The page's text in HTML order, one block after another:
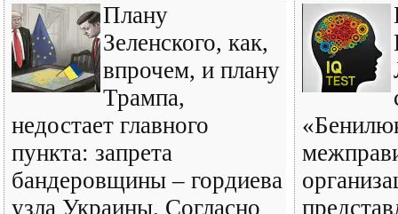
Плану
Зеленского, как,
впрочем, и плану
Трампа,
недостает главного
пункта: запрета
бандеровщины – гордиева
узла Украины. Согласно